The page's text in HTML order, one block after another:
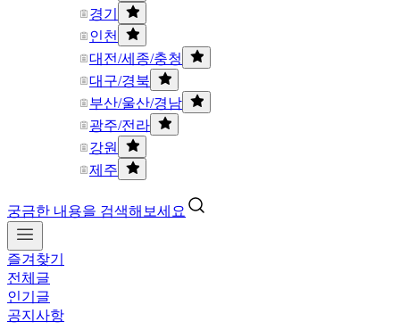
경기
인천
대전/세종/충청
대구/경북
부산/울산/경남
광주/전라
강원
제주
궁금한 내용을 검색해보세요
즐겨찾기
전체글
인기글
공지사항